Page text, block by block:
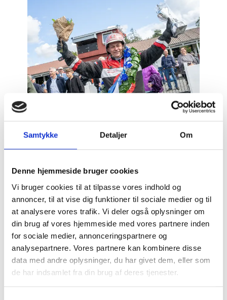
Samtykke Detaljer Om
Denne hjemmeside bruger cookies
Vi bruger cookies til at tilpasse vores indhold og
annoncer, til at vise dig funktioner til sociale medier og til
at analysere vores trafik. Vi deler også oplysninger om
din brug af vores hjemmeside med vores partnere inden
for sociale medier, annonceringspartnere og
analysepartnere. Vores partnere kan kombinere disse
data med andre oplysninger, du har givet dem, eller som
de har indsamlet fra din brug af deres tjenester.
John Gommans vinder af BM d. 23. august 2025
Foto: Torben Ager / Travfoto Bornholm
Gardenia fra startspor 8.
I 2. afdeling skal Mads Petersen køre Kissed By
Rain fra spor 1, mens John Gommans starter med
Jacana fra spor 3.
I 3. afdeling er Mads Petersen på banen med Kylie
By Hans, som har fået startspor 10.
I 4. afdeling skal Mads Petersen køre Julius fra spor
7, mens John Gommans starter med Kissingstone
Engel fra spor 11.